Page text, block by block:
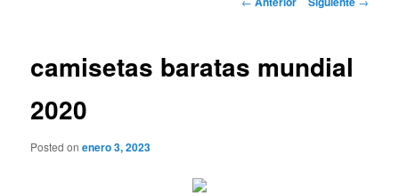
camisetas baratas mundial
2020
Posted onenero 3, 2023